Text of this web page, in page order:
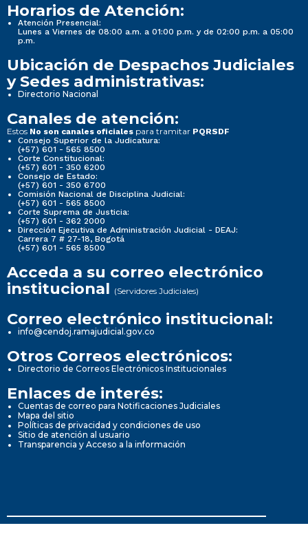
Horarios de Atención:
Atención Presencial:
Lunes a Viernes de 08:00 a.m. a 01:00 p.m. y de 02:00 p.m. a 05:00
p.m.
Ubicación de Despachos Judiciales
y Sedes administrativas:
Directorio Nacional
Canales de atención:
Estos No son canales oficiales para tramitar PQRSDF
Consejo Superior de la Judicatura:
(+57) 601 - 565 8500
Corte Constitucional:
(+57) 601 - 350 6200
Consejo de Estado:
(+57) 601 - 350 6700
Comisión Nacional de Disciplina Judicial:
(+57) 601 - 565 8500
Corte Suprema de Justicia:
(+57) 601 - 362 2000
Dirección Ejecutiva de Administración Judicial - DEAJ:
Carrera 7 # 27-18, Bogotá
(+57) 601 - 565 8500
Acceda a su correo electrónico
institucional (Servidores Judiciales)
Correo electrónico institucional:
info@cendoj.ramajudicial.gov.co
Otros Correos electrónicos:
Directorio de Correos Electrónicos Institucionales
Enlaces de interés:
Cuentas de correo para Notificaciones Judiciales
Mapa del sitio
Políticas de privacidad y condiciones de uso
Sitio de atención al usuario
Transparencia y Acceso a la información